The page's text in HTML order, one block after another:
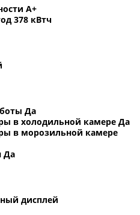
A+
378 кВтч
Да
в холодильной камере Да
в морозильной камере
Да
дисплей